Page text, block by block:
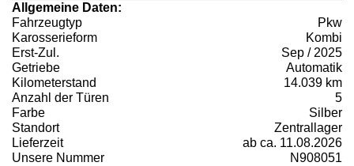
Allgemeine Daten:
Fahrzeugtyp
Pkw
Karosserieform
Kombi
Erst-Zul.
Sep / 2025
Getriebe
Automatik
Kilometerstand
14.039 km
Anzahl der Türen
5
Farbe
Silber
Standort
Zentrallager
Lieferzeit
ab ca. 11.08.2026
Unsere Nummer
N908051